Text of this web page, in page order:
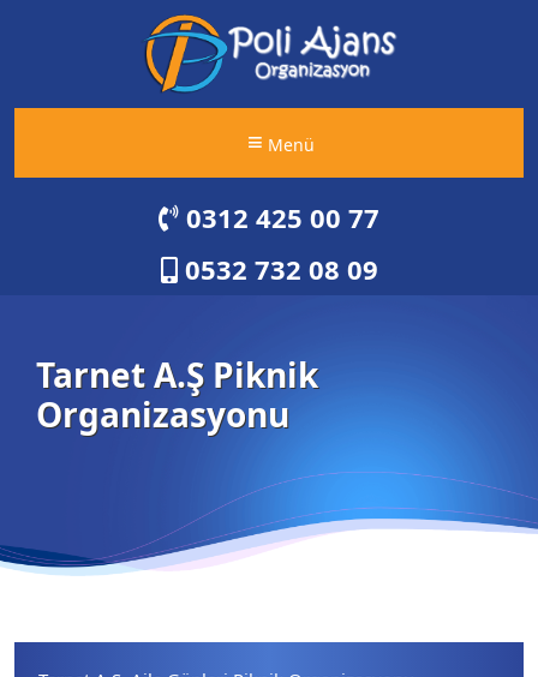
Menü
0312 425 00 77
0532 732 08 09
Tarnet A.Ş Piknik
Organizasyonu